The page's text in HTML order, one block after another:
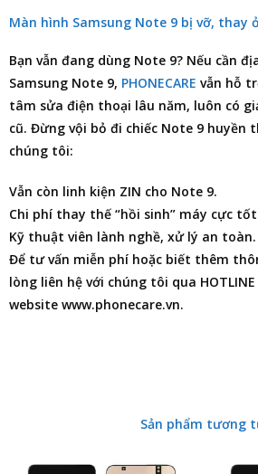
Màn hình Samsung Note 9 bị vỡ, thay
Bạn vẫn đang dùng Note 9? Nếu cần
Samsung Note 9, PHONECARE vẫn hỗ
tâm sửa điện thoại lâu năm, luôn có
cũ. Đừng vội bỏ đi chiếc Note 9 huyền
chúng tôi:
Vẫn còn linh kiện ZIN cho Note 9.
Chi phí thay thế “hồi sinh” máy cực
Kỹ thuật viên lành nghề, xử lý an toàn.
Để tư vấn miễn phí hoặc biết thêm
lòng liên hệ với chúng tôi qua
website www.phonecare.vn.
Sản phẩm tương